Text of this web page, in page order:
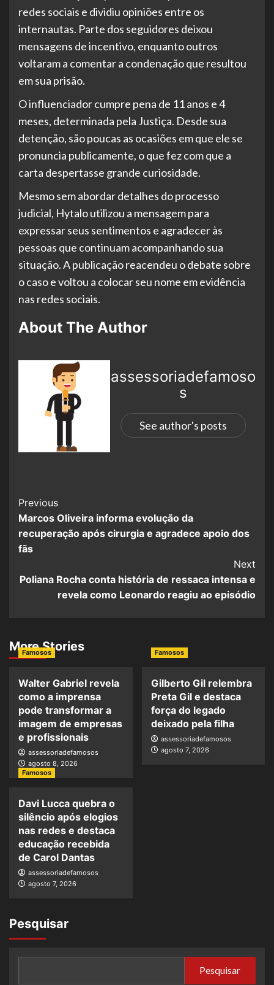
redes sociais e dividiu opiniões entre os
internautas. Parte dos seguidores deixou
mensagens de incentivo, enquanto outros
voltaram a comentar a condenação que resultou
em sua prisão.
O influenciador cumpre pena de 11 anos e 4
meses, determinada pela Justiça. Desde sua
detenção, são poucas as ocasiões em que ele se
pronuncia publicamente, o que fez com que a
carta despertasse grande curiosidade.
Mesmo sem abordar detalhes do processo
judicial, Hytalo utilizou a mensagem para
expressar seus sentimentos e agradecer às
pessoas que continuam acompanhando sua
situação. A publicação reacendeu o debate sobre
o caso e voltou a colocar seu nome em evidência
nas redes sociais.
About The Author
assessoriadefamoso
s
See author's posts
Previous
Marcos Oliveira informa evolução da
recuperação após cirurgia e agradece apoio dos
fãs
Next
Poliana Rocha conta história de ressaca intensa e
revela como Leonardo reagiu ao episódio
More Stories
Famosos
Walter Gabriel revela
como a imprensa
pode transformar a
imagem de empresas
e profissionais
assessoriadefamosos
agosto 8, 2026
Famosos
Gilberto Gil relembra
Preta Gil e destaca
força do legado
deixado pela filha
assessoriadefamosos
agosto 7, 2026
Famosos
Davi Lucca quebra o
silêncio após elogios
nas redes e destaca
educação recebida
de Carol Dantas
assessoriadefamosos
agosto 7, 2026
Pesquisar
Pesquisar